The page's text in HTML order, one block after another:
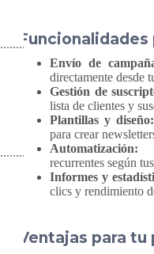
Envío de
directamente desde
Gestión de
lista de clientes y
Plantillas y diseño:
para crear
Automatización:
recurrentes según
Informes y
clics y rendimiento
Ventajas para